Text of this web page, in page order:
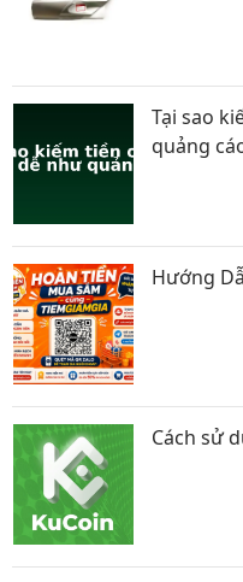
Tại sao
quảng
Hướng
Cách sử